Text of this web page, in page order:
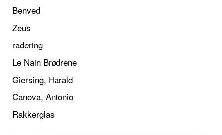
Benved
Zeus
radering
Le Nain Brødrene
Giersing, Harald
Canova, Antonio
Rakkerglas